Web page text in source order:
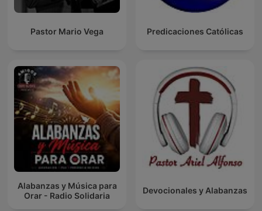
Pastor Mario Vega Predicaciones Católicas
Alabanzas y Música para
Orar - Radio Solidaria
Devocionales y Alabanzas